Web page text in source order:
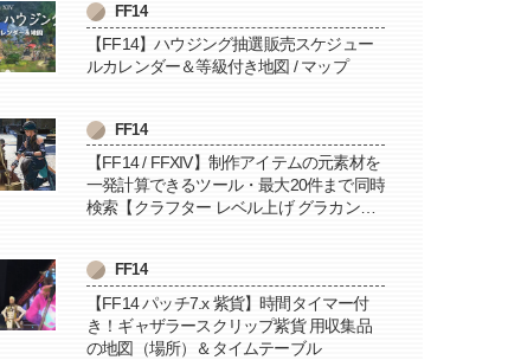
FF14
【FF14】ハウジング抽選販売スケジュー
ルカレンダー＆等級付き地図 / マップ
FF14
【FF14 / FFXIV】制作アイテムの元素材を
一発計算できるツール・最大20件まで同時
検索【クラフター レベル上げ グラカン納
FF14
【FF14 パッチ7.x 紫貨】時間タイマー付
き！ギャザラースクリップ紫貨 用収集品
の地図（場所）＆タイムテーブル